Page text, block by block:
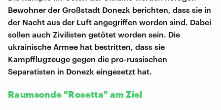
Bewohner der Großstadt Donezk berichten, dass sie in
der Nacht aus der Luft angegriffen worden sind. Dabei
sollen auch Zivilisten getötet worden sein. Die
ukrainische Armee hat bestritten, dass sie
Kampfflugzeuge gegen die pro-russischen
Separatisten in Donezk eingesetzt hat.
Raumsonde "Rosetta" am Ziel